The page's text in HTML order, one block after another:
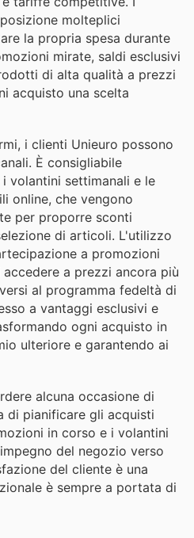
molteplici
la propria spesa durante
mirate, saldi esclusivi
di alta qualità a prezzi
acquisto una scelta
i clienti Unieuro possono
È consigliabile
volantini settimanali e le
online, che vengono
per proporre sconti
di articoli. L'utilizzo
a promozioni
a prezzi ancora più
al programma fedeltà di
a vantaggi esclusivi e
ogni acquisto in
ulteriore e garantendo ai
alcuna occasione di
di pianificare gli acquisti
in corso e i volantini
del negozio verso
del cliente è una
è sempre a portata di